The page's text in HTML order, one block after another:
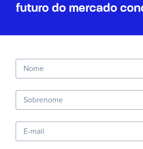
futuro do mercado
Nome
Sobrenome
E-mail